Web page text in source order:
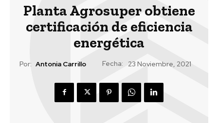
Planta Agrosuper obtiene
certificación de eficiencia
energética
Por: Antonia Carrillo Fecha: 23 Noviembre, 2021